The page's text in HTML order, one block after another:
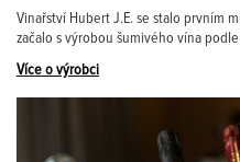
Vinařství Hubert J.E. se stalo prvním
začalo s výrobou šumivého vína
Více o výrobci